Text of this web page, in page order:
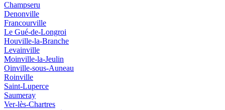
Champseru
Denonville
Francourville
Le Gué-de-Longroi
Houville-la-Branche
Levainville
Moinville-la-Jeulin
Oinville-sous-Auneau
Roinville
Saint-Luperce
Saumeray
Ver-lès-Chartres